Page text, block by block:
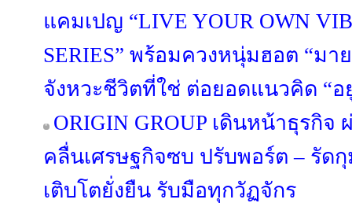
แคมเปญ “LIVE YOUR OWN
SERIES” พร้อมควงหนุ่มฮอต “ม
จังหวะชีวิตที่ใช่ ต่อยอดแนวคิด “อ
ORIGIN GROUP เดินหน้าธุรกิจ
คลื่นเศรษฐกิจซบ ปรับพอร์ต – รัด
เติบโตยั่งยืน รับมือทุกวัฏจักร